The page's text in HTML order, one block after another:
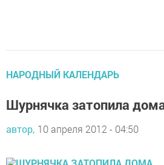
НАРОДНЫЙ КАЛЕНДАРЬ
Шурнячка затопила
автор, 10 апреля 2012 - 04:50